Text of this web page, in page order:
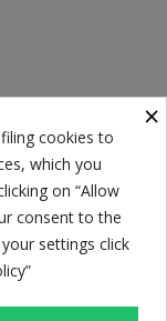
clean.
×
cookies to
which you
on “Allow
consent to the
settings click